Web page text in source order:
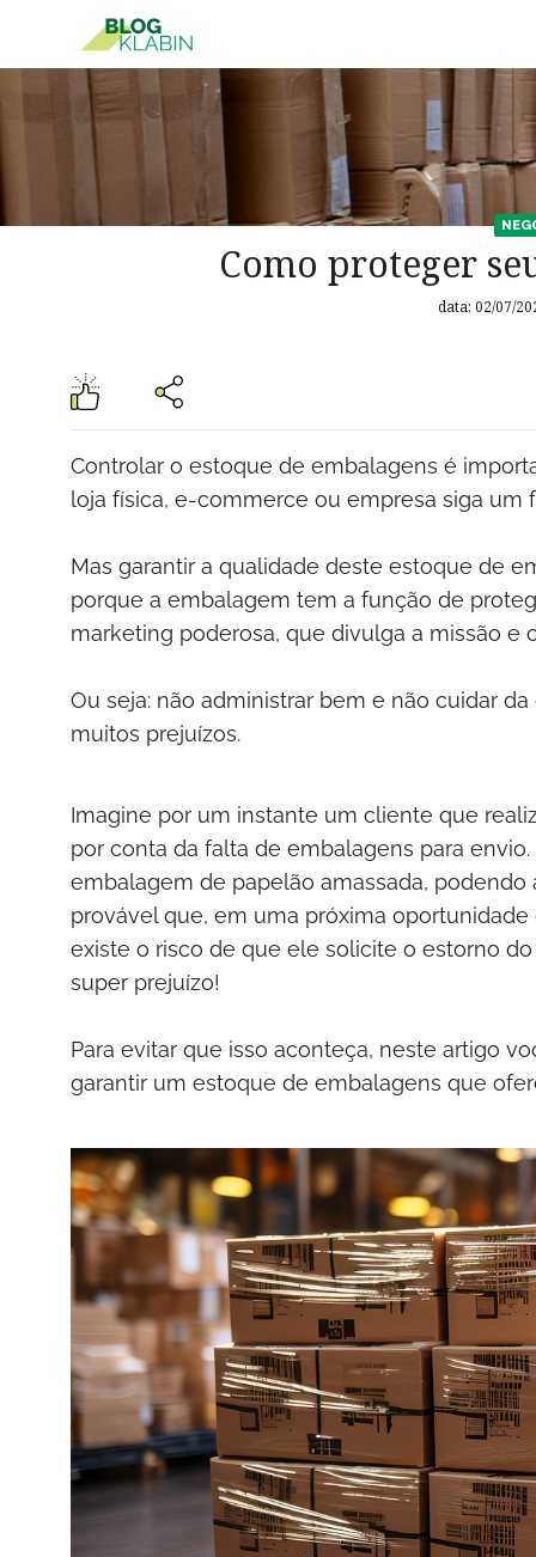
Pular para o Conteúdo principal
Como proteger
data: 02/07/
Controlar o estoque de embalagens é
loja física, e-commerce ou empresa siga
Mas garantir a qualidade deste estoque de
porque a embalagem tem a função de
marketing poderosa, que divulga a missão e
Ou seja: não administrar bem e não cuidar
muitos prejuízos.
Imagine por um instante um cliente que
por conta da falta de embalagens para
embalagem de papelão amassada,
provável que, em uma próxima
existe o risco de que ele solicite o estorno
super prejuízo!
Para evitar que isso aconteça, neste artigo
garantir um estoque de embalagens que